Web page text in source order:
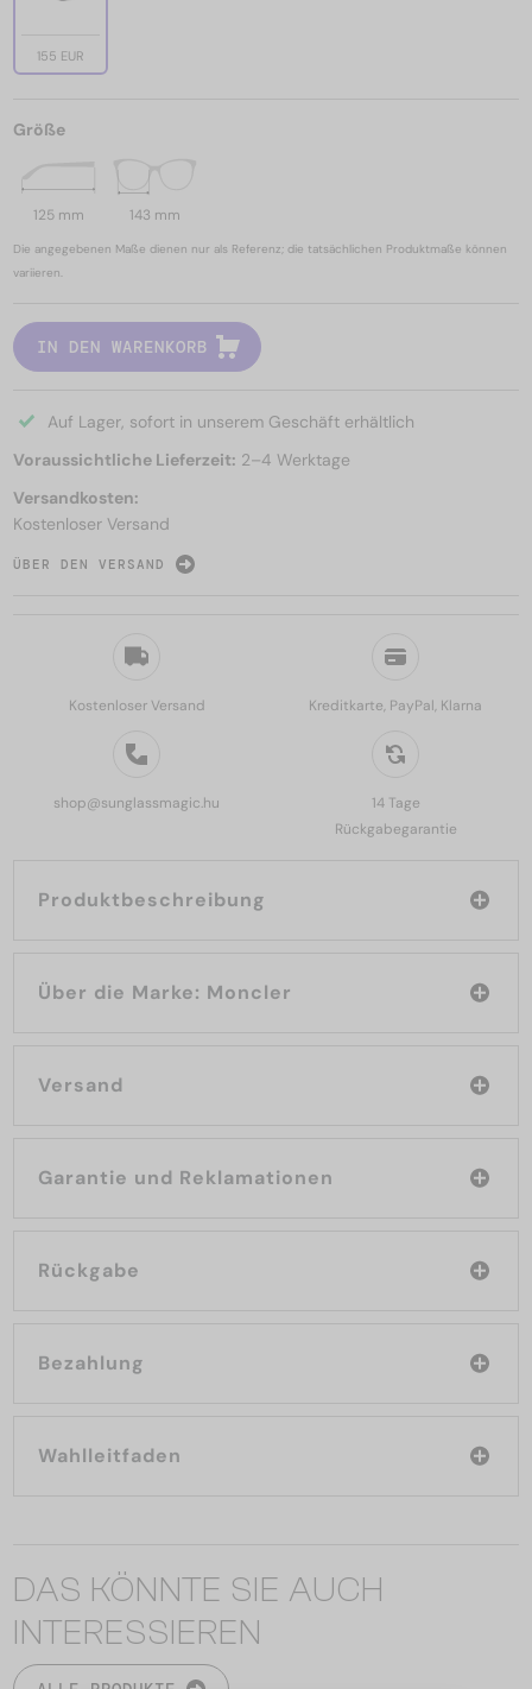
Kostenloser Versand Kreditkarte, PayPal, Klarna
shop@sunglassmagic.hu
14 Tage
Rückgabegarantie
Produktbeschreibung
Über die Marke: Moncler
Versand
Garantie und Reklamationen
Rückgabe
Bezahlung
Wahlleitfaden
155 EUR
Größe
125 mm 143 mm
Die angegebenen Maße dienen nur als Referenz; die tatsächlichen Produktmaße können
variieren.
IN DEN WARENKORB
Auf Lager, sofort in unserem Geschäft erhältlich
Voraussichtliche Lieferzeit: 2–4 Werktage
Versandkosten:
Kostenloser Versand
ÜBER DEN VERSAND
DAS KÖNNTE SIE AUCH
INTERESSIEREN